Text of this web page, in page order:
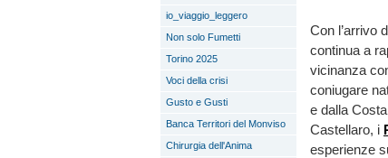
io_viaggio_leggero
Non solo Fumetti
Torino 2025
Voci della crisi
Gusto e Gusti
Banca Territori del Monviso
Chirurgia dell'Anima
Con l’arrivo
continua a
vicinanza
coniugare
e dalla
Castellaro, i
esperienze